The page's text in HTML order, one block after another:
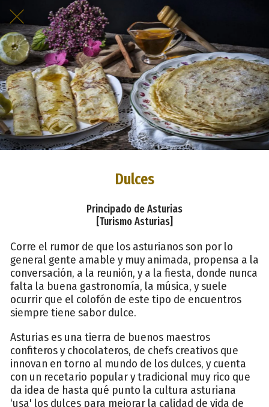
Dulces
Principado de Asturias
[Turismo Asturias]
Corre el rumor de que los asturianos son por lo
general gente amable y muy animada, propensa a la
conversación, a la reunión, y a la fiesta, donde nunca
falta la buena gastronomía, la música, y suele
ocurrir que el colofón de este tipo de encuentros
siempre tiene sabor dulce.
Asturias es una tierra de buenos maestros
confiteros y chocolateros, de chefs creativos que
innovan en torno al mundo de los dulces, y cuenta
con un recetario popular y tradicional muy rico que
da idea de hasta qué punto la cultura asturiana
‘usa' los dulces para mejorar la calidad de vida de